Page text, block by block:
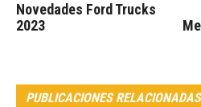
Novedades Ford Trucks
2023
PUBLICACIONES RELACIONADAS